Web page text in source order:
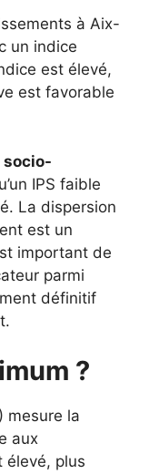
à Aix-
un indice
est élevé,
est favorable
socio-
IPS faible
La dispersion
est un
important de
parmi
définitif
?
mesure la
aux
élevé, plus